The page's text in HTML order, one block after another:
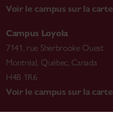
Voir le campus sur la carte
Campus Loyola
7141, rue Sherbrooke Ouest
Montréal, Québec, Canada
H4B 1R6
Voir le campus sur la carte